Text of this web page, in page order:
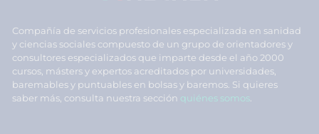
Compañía de servicios profesionales especializada en sanidad
y ciencias sociales compuesto de un grupo de orientadores y
consultores especializados que imparte desde el año 2000
cursos, másters y expertos acreditados por universidades,
baremables y puntuables en bolsas y baremos. Si quieres
saber más, consulta nuestra sección quiénes somos